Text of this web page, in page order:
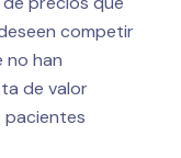
competir
no han
de valor
pacientes